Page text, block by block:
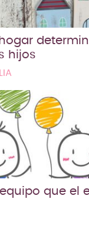
hijos
que el